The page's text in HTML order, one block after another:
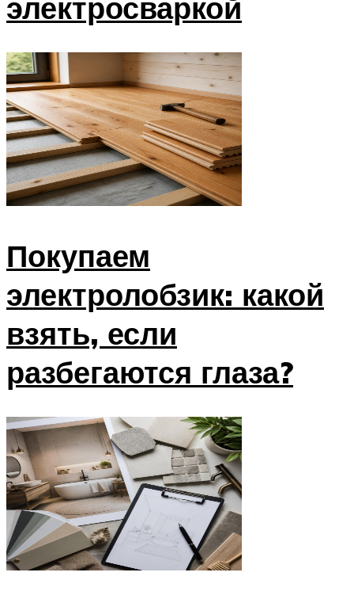
электросваркой
Покупаем
электролобзик: какой
взять, если
разбегаются глаза?